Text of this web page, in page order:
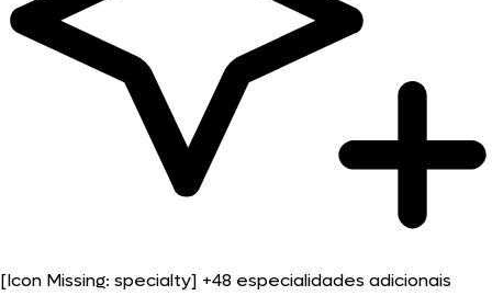
[Icon Missing: specialty] +48 especialidades adicionais